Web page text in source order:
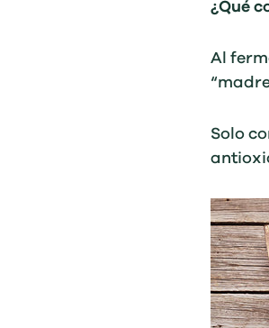
¿Qué
Al
Solo